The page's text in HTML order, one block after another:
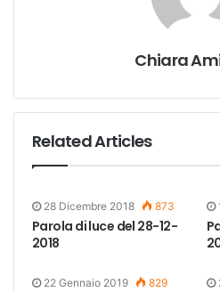
Chiara
Related Articles
28 Dicembre 2018 873
Parola di luce del 28-12-
2018
22 Gennaio 2019 829